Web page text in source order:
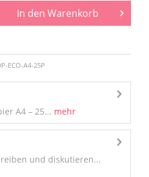
In den Warenkorb
ECO-A4-25P
A4 – 25... mehr
und diskutieren...